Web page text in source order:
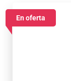
En oferta